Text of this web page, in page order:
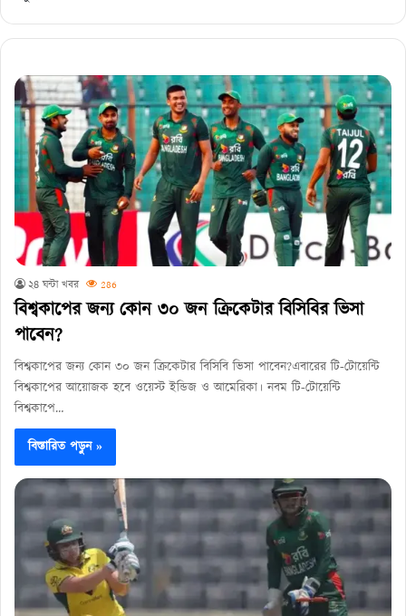
২৪ ঘন্টা খবর 286
বিশ্বকাপের জন্য কোন ৩০ জন ক্রিকেটার বিসিবির ভিসা
পাবেন?
বিশ্বকাপের জন্য কোন ৩০ জন ক্রিকেটার বিসিবি ভিসা পাবেন?এবারের টি-টোয়েন্টি
বিশ্বকাপের আয়োজক হবে ওয়েস্ট ইন্ডিজ ও আমেরিকা। নবম টি-টোয়েন্টি
বিশ্বকাপে…
বিস্তারিত পড়ুন »